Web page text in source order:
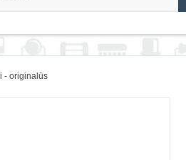
- originalūs